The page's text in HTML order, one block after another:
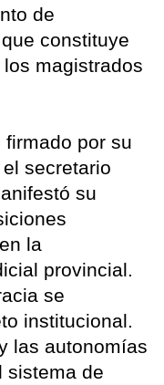
de
constituye
magistrados
firmado por su
secretario
su
la
provincial.
se
institucional.
las autonomías
sistema de